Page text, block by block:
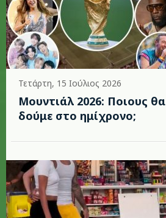
Τετάρτη, 15 Ιούλιος 2026
Μουντιάλ 2026: Ποιους θα
δούμε στο ημίχρονο;